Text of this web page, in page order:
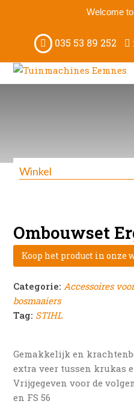
Welcome
035 53 89 252
Winkel
Ombouwset
Koop het product in onze
Categorie: Accessoires
bosmaaiers
Tag: STIHL
Gemakkelijk en
extra veer tussen krukas
Vrijgegeven voor de
en FS 56